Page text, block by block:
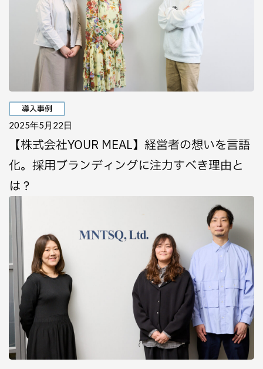
導入事例
2025年5月22日
【株式会社YOUR MEAL】経営者の想いを言語
化。採用ブランディングに注力すべき理由と
は？